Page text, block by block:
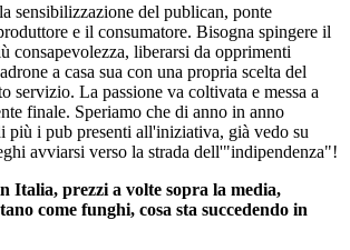
sensibilizzazione del publican, ponte
e il consumatore. Bisogna spingere il
consapevolezza, liberarsi da opprimenti
a casa sua con una propria scelta del
servizio. La passione va coltivata e messa a
finale. Speriamo che di anno in anno
più i pub presenti all'iniziativa, già vedo su
avviarsi verso la strada dell'"indipendenza"!
Italia, prezzi a volte sopra la media,
come funghi, cosa sta succedendo in